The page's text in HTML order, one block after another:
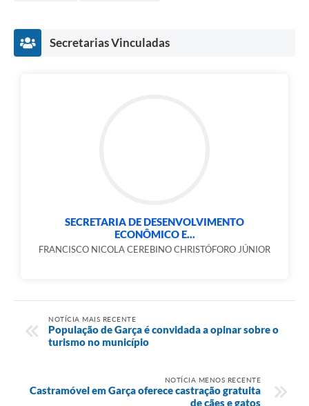
Secretarias Vinculadas
SECRETARIA DE DESENVOLVIMENTO
ECONÔMICO E...
FRANCISCO NICOLA CEREBINO CHRISTÓFORO JÚNIOR
NOTÍCIA MAIS RECENTE
População de Garça é convidada a opinar sobre o
turismo no município
NOTÍCIA MENOS RECENTE
Castramóvel em Garça oferece castração gratuita
de cães e gatos